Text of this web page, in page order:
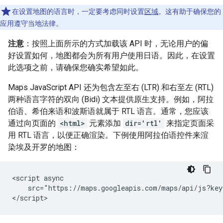
在设置地图的语言时，一定要考虑同时设置区域。这有助于确保您的
应用遵守当地法律。
注意 ：按照上面所示的方式加载该 API 时，无论用户的偏
好设置如何，地图都会为所有用户使用日语。因此，在设置
此选项之前，请确保您确实希望如此。
Maps JavaScript API 还为包含左至右 (LTR) 和右至左 (RTL)
两种语言字符的双向 (Bidi) 文本提供原生支持。例如，阿拉
伯语、希伯来语和波斯语就属于 RTL 语言。通常，您应该
通过向页面的 <html> 元素添加 dir='rtl'
来指定页面采
用 RTL 语言，以便正确渲染。下例使用阿拉伯语控件来渲
染埃及开罗的地图：
<script async
src="https://maps.googleapis.com/maps/api/
</script>